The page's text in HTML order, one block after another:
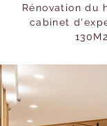
Rénovation du
cabinet